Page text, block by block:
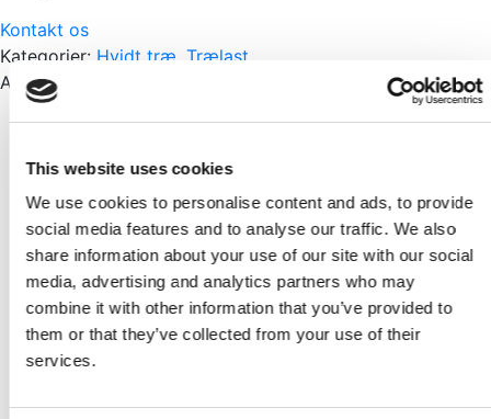
This website uses cookies
We use cookies to personalise content and ads, to provide
social media features and to analyse our traffic. We also
share information about your use of our site with our social
media, advertising and analytics partners who may
combine it with other information that you’ve provided to
them or that they’ve collected from your use of their
services.
Kontakt os
Kategorier: Hvidt træ Trælast
Andre har også set
Skarp pris
Lægter 38x57mm
KR9,95 KR14,95
Skarp pris
Fyr Gulvbrædder 20x135mm Økonomi
Pr./M2.
KR159,95
Skarp pris